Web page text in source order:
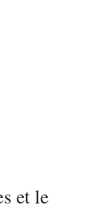
et le